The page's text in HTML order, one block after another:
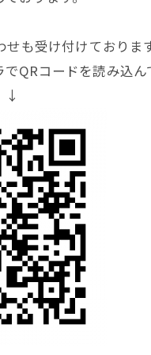
せも受け付けておりま
QRコードを読み込ん
↓